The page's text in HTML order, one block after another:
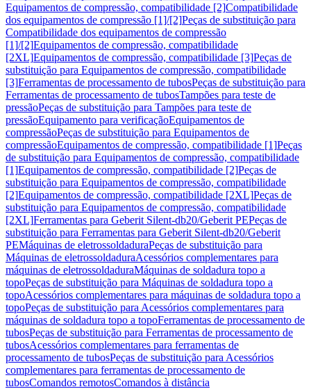
Equipamentos de compressão, compatibilidade [2]Compatibilidade
dos equipamentos de compressão [1]/[2]Peças de substituição para
Compatibilidade dos equipamentos de compressão
[1]/[2]Equipamentos de compressão, compatibilidade
[2XL]Equipamentos de compressão, compatibilidade [3]Peças de
substituição para Equipamentos de compressão, compatibilidade
[3]Ferramentas de processamento de tubosPeças de substituição para
Ferramentas de processamento de tubosTampões para teste de
pressãoPeças de substituição para Tampões para teste de
pressãoEquipamento para verificaçãoEquipamentos de
compressãoPeças de substituição para Equipamentos de
compressãoEquipamentos de compressão, compatibilidade [1]Peças
de substituição para Equipamentos de compressão, compatibilidade
[1]Equipamentos de compressão, compatibilidade [2]Peças de
substituição para Equipamentos de compressão, compatibilidade
[2]Equipamentos de compressão, compatibilidade [2XL]Peças de
substituição para Equipamentos de compressão, compatibilidade
[2XL]Ferramentas para Geberit Silent-db20/Geberit PEPeças de
substituição para Ferramentas para Geberit Silent-db20/Geberit
PEMáquinas de eletrossoldaduraPeças de substituição para
Máquinas de eletrossoldaduraAcessórios complementares para
máquinas de eletrossoldaduraMáquinas de soldadura topo a
topoPeças de substituição para Máquinas de soldadura topo a
topoAcessórios complementares para máquinas de soldadura topo a
topoPeças de substituição para Acessórios complementares para
máquinas de soldadura topo a topoFerramentas de processamento de
tubosPeças de substituição para Ferramentas de processamento de
tubosAcessórios complementares para ferramentas de
processamento de tubosPeças de substituição para Acessórios
complementares para ferramentas de processamento de
tubosComandos remotosComandos à distância